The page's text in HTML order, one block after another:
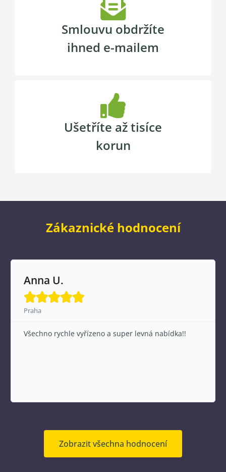
Smlouvu obdržíte
ihned e-mailem
Ušetříte až tisíce
korun
Zákaznické hodnocení
Anna U.

Praha
Všechno rychle vyřízeno a super levná nabídka!!
Zobrazit všechna hodnocení